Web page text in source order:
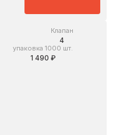
Клапан
4
упаковка 1000 шт.
1 490 ₽